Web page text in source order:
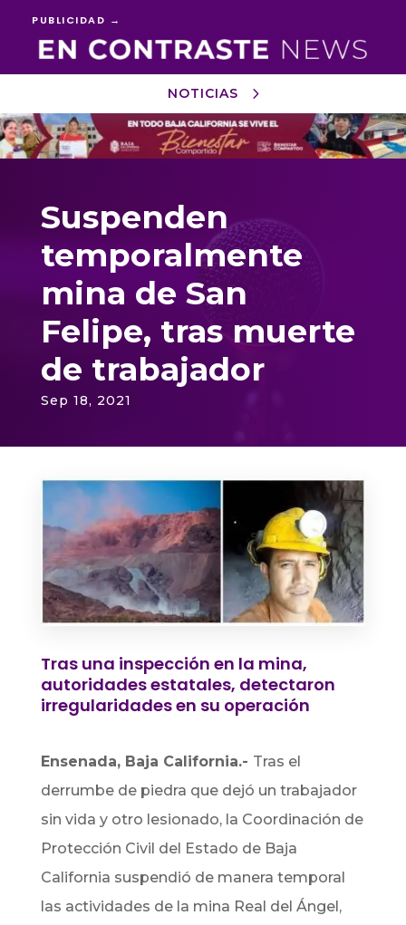
PUBLICIDAD →
NOTICIAS
Reproductor
de
vídeo
Suspenden
temporalmente
mina de San
Felipe, tras muerte
de trabajador
Sep 18, 2021
Tras una inspección en la mina,
autoridades estatales, detectaron
irregularidades en su operación
Ensenada, Baja California.- Tras el
derrumbe de piedra que dejó un trabajador
sin vida y otro lesionado, la Coordinación de
Protección Civil del Estado de Baja
California suspendió de manera temporal
las actividades de la mina Real del Ángel,